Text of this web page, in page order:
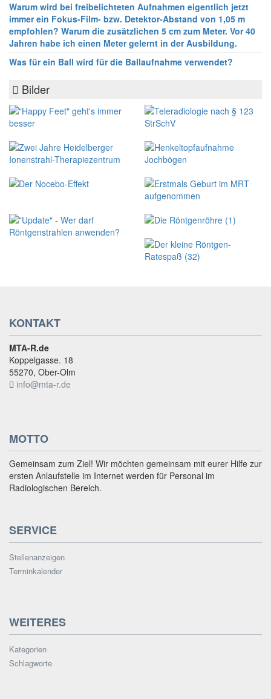
Warum wird bei freibelichteten Aufnahmen eigentlich jetzt
immer ein Fokus-Film- bzw. Detektor-Abstand von 1,05 m
empfohlen? Warum die zusätzlichen 5 cm zum Meter. Vor 40
Jahren habe ich einen Meter gelernt in der Ausbildung.
Was für ein Ball wird für die Ballaufnahme verwendet?
Bilder
KONTAKT
MTA-R.de
Koppelgasse. 18
55270, Ober-Olm
info@mta-r.de
MOTTO
Gemeinsam zum Ziel! Wir möchten gemeinsam mit eurer Hilfe zur
ersten Anlaufstelle im Internet werden für Personal im
Radiologischen Bereich.
SERVICE
Stellenanzeigen
Terminkalender
WEITERES
Kategorien
Schlagworte